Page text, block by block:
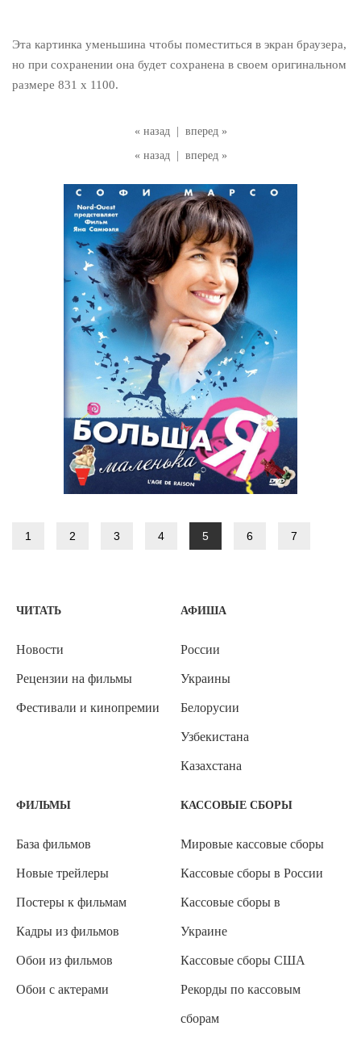
« назад
вперед »
« назад
вперед »
Эта картинка уменьшина чтобы поместиться в экран браузера,
но при сохранении она будет сохранена в своем оригинальном
размере 831 x 1100.
1 2 3 4 5 6 7
ЧИТАТЬ
Новости
Рецензии на фильмы
Фестивали и кинопремии
АФИША
России
Украины
Белорусии
Узбекистана
Казахстана
ФИЛЬМЫ
База фильмов
Новые трейлеры
Постеры к фильмам
Кадры из фильмов
Обои из фильмов
Обои с актерами
КАССОВЫЕ СБОРЫ
Мировые кассовые сборы
Кассовые сборы в России
Кассовые сборы в
Украине
Кассовые сборы США
Рекорды по кассовым
сборам